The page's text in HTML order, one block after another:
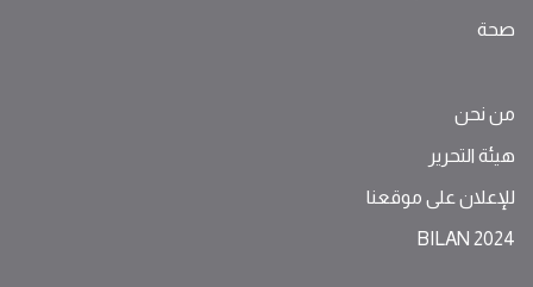
صحة
من نحن
هيئة التحرير
للإعلان على موقعنا
BILAN 2024